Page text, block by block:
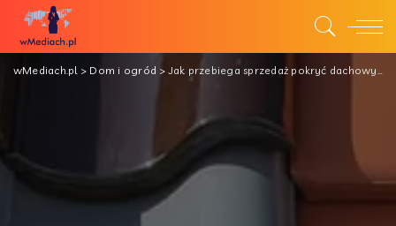
wMediach.pl> Dom i ogród >Jak przebiega sprzedaż pokryć dachowych?